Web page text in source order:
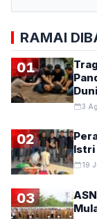
RAMAI
01
3
02
Istri
19
03